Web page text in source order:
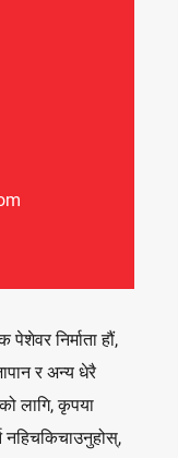
निर्माता हौं,
र अन्य धेरै
लागि, कृपया
नहिचकिचाउनुहोस्,